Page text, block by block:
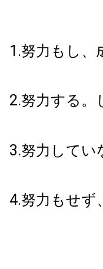
1.努力もし、
2.努力する。
3.努力してい
4.努力もせず